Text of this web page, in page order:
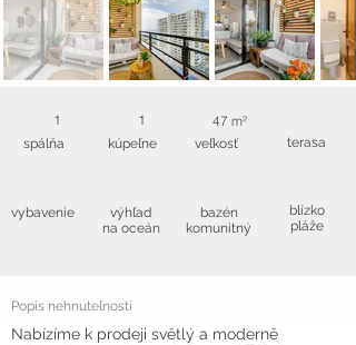
1
spálňa
1
kúpeľne
47 m²
veľkosť
vybavenie
výhľad
na oceán
bazén
komunitný
terasa
blízko
pláže
Popis nehnuteľnosti
Nabízíme k prodeji světlý a moderně